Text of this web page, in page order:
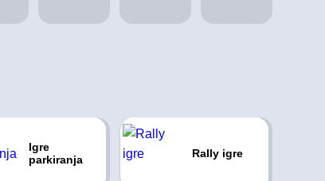
Igre
parkiranja
Rally igre